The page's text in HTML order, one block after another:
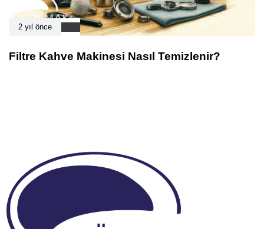
2 yıl önce
Filtre Kahve Makinesi Nasıl Temizlenir?